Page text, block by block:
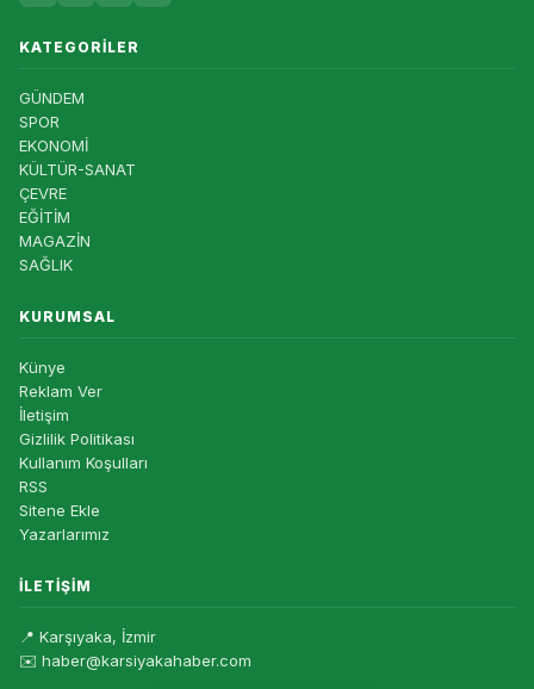
KATEGORILER
GÜNDEM
SPOR
EKONOMİ
KÜLTÜR-SANAT
ÇEVRE
EĞİTİM
MAGAZİN
SAĞLIK
KURUMSAL
Künye
Reklam Ver
İletişim
Gizlilik Politikası
Kullanım Koşulları
RSS
Sitene Ekle
Yazarlarımız
İLETIŞIM
📍 Karşıyaka, İzmir
✉️ haber@karsiyakahaber.com